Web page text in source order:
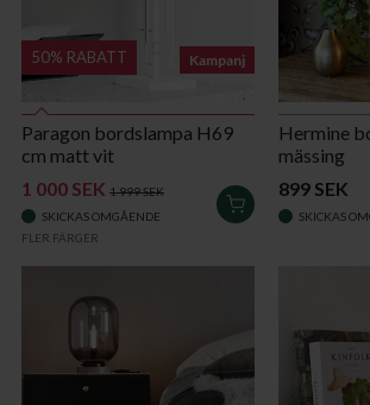
50% RABATT
Paragon bordslampa H69
cm matt vit
Kampanj
1 000 SEK 1 999 SEK
LÄGG
I
SKICKAS OMGÅENDE
FLER FÄRGER
Hermine
mässing
899 SEK
SKICKAS